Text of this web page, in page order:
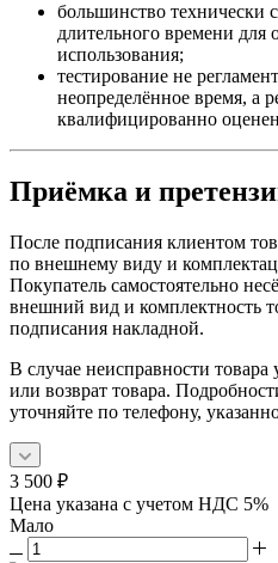
большинство технически
длительного времени для
использования;
тестирование не
неопределённое время, а
квалифицированно
Приёмка и
После подписания клиентом
по внешнему виду и
Покупатель самостоятельно
внешний вид и комплектность
подписания накладной.
В случае неисправности товара
или возврат товара.
уточняйте по телефону,
3 500 ₽
Цена указана с учетом НДС 5%
Мало